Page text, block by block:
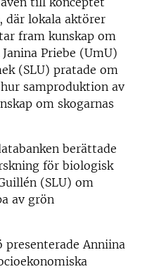
där lokala aktörer
fram kunskap om
Priebe (UmU)
(SLU) pratade om
samproduktion av
om skogarnas
berättade
för biologisk
(SLU) om
av grön
presenterade Anniina